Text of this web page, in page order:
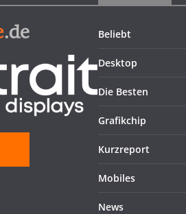
Beliebt
Desktop
Die Besten
Grafikchip
Kurzreport
Mobiles
News